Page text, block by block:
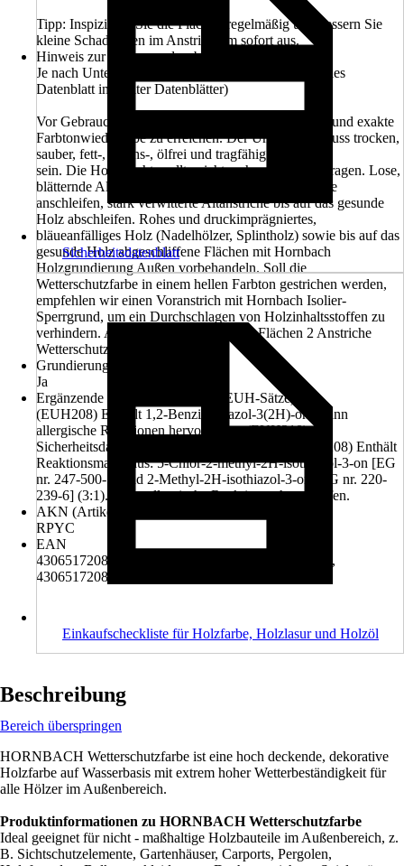
Tipp: Inspizieren Sie die Flächen regelmäßig und bessern Sie
kleine Schadstellen im Anstrichfilm sofort aus.
Hinweis zur Untergrundvorbehandlung
Je nach Untergrund vorbehandeln. (Siehe Technisches
Datenblatt im Reiter Datenblätter)
Vor Gebrauch gut aufrühren, um volle Wirksamkeit und exakte
Farbtonwiedergabe zu erreichen. Der Untergrund muss trocken,
sauber, fett-, wachs-, ölfrei und tragfähig
sein. Die Holzfeuchte sollte nicht mehr als 15 % betragen. Lose,
blätternde Altanstriche entfernen. Intakte Altanstriche
anschleifen, stark verwitterte Altanstriche bis auf das gesunde
Holz abschleifen. Rohes und druckimprägniertes,
bläueanfälliges Holz (Nadelhölzer, Splintholz) sowie bis auf das
gesunde Holz abgeschliffene Flächen mit Hornbach
Holzgrundierung Außen vorbehandeln. Soll die
Wetterschutzfarbe in einem hellen Farbton gestrichen werden,
empfehlen wir einen Voranstrich mit Hornbach Isolier-
Sperrgrund, um ein Durchschlagen von Holzinhaltsstoffen zu
verhindern. Auf die so vorbehandelten Flächen 2 Anstriche
Wetterschutzfarbe auftragen.
Grundierung empfohlen
Ja
Ergänzende Gefahrenmerkmale (EUH-Sätze)
(EUH208) Enthält 1,2-Benzisothiazol-3(2H)-on. Kann
allergische Reaktionen hervorrufen., (EUH210)
Sicherheitsdatenblatt auf Anfrage erhältlich., (EUH208) Enthält
Reaktionsmasse aus: 5-Chlor-2-methyl-2H-isothiazol-3-on [EG
nr. 247-500-7] und 2-Methyl-2H-isothiazol-3-on [EG nr. 220-
239-6] (3:1). Kann allergische Reaktionen hervorrufen.
AKN (Artikelkurznummer)
RPYC
EAN
4306517208622, 4306517208677, 4306517208738,
4306517208790, 4306517208844
Sicherheitsdatenblatt
Einkaufscheckliste für Holzfarbe, Holzlasur und Holzöl
Beschreibung
Bereich überspringen
HORNBACH Wetterschutzfarbe ist eine hoch deckende, dekorative
Holzfarbe auf Wasserbasis mit extrem hoher Wetterbeständigkeit für
alle Hölzer im Außenbereich.
Produktinformationen zu HORNBACH Wetterschutzfarbe
Ideal geeignet für nicht - maßhaltige Holzbauteile im Außenbereich, z.
B. Sichtschutzelemente, Gartenhäuser, Carports, Pergolen,